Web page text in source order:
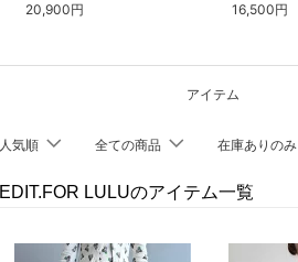
20,900円
16,500円
アイテム
人気順 全ての商品 在庫ありのみ
EDIT.FOR LULUのアイテム一覧